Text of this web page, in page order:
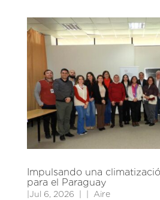
Impulsando una
para el Paraguay
Jul 6, 2026 Aire